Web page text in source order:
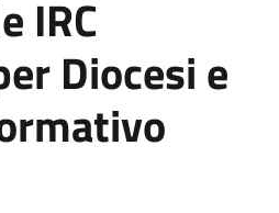
IRC
Diocesi e